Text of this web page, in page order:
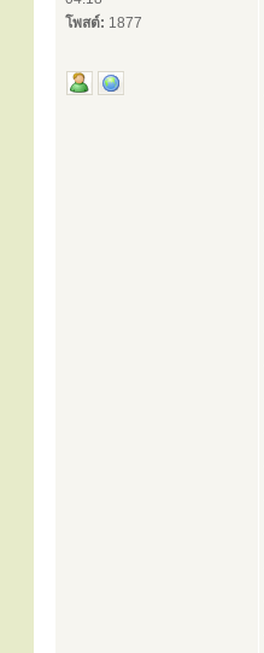
โพสต์: 1877